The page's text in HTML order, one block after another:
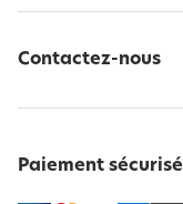
Contactez-nous
Paiement sécurisé